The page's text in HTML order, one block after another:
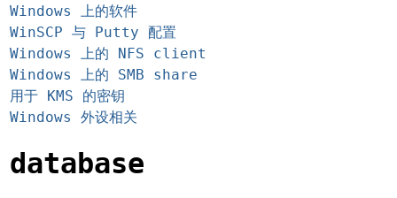
Windows 上的软件
WinSCP 与 Putty 配置
Windows 上的 NFS client
Windows 上的 SMB share
用于 KMS 的密钥
Windows 外设相关
database